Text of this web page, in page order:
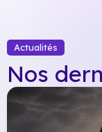
Actualités
Nos